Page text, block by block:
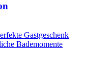
Gastgeschenk
Bademomente